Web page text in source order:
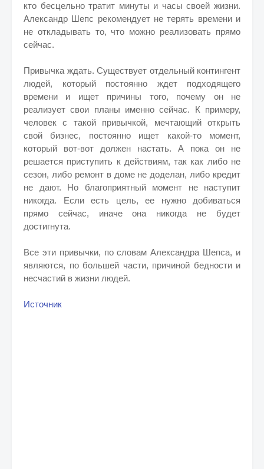
кто бесцельно тратит минуты и часы своей жизни.
Александр Шепс рекомендует не терять времени и
не откладывать то, что можно реализовать прямо
сейчас.
Привычка ждать. Существует отдельный контингент
людей, который постоянно ждет подходящего
времени и ищет причины того, почему он не
реализует свои планы именно сейчас. К примеру,
человек с такой привычкой, мечтающий открыть
свой бизнес, постоянно ищет какой-то момент,
который вот-вот должен настать. А пока он не
решается приступить к действиям, так как либо не
сезон, либо ремонт в доме не доделан, либо кредит
не дают. Но благоприятный момент не наступит
никогда. Если есть цель, ее нужно добиваться
прямо сейчас, иначе она никогда не будет
достигнута.
Все эти привычки, по словам Александра Шепса, и
являются, по большей части, причиной бедности и
несчастий в жизни людей.
Источник